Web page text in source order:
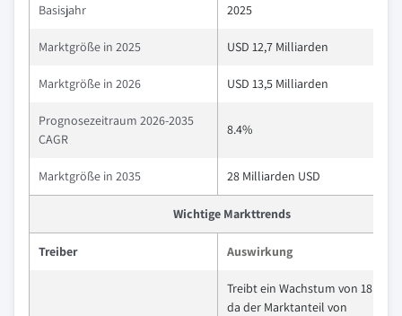
Basisjahr 2025
Marktgröße in 2025 USD 12,7 Milliarden
Marktgröße in 2026 USD 13,5 Milliarden
Prognosezeitraum 2026-2035
CAGR
8.4%
Marktgröße in 2035 28 Milliarden USD
Wichtige Markttrends
Treiber Auswirkung
Treibt ein Wachstum von 18 %
da der Marktanteil von